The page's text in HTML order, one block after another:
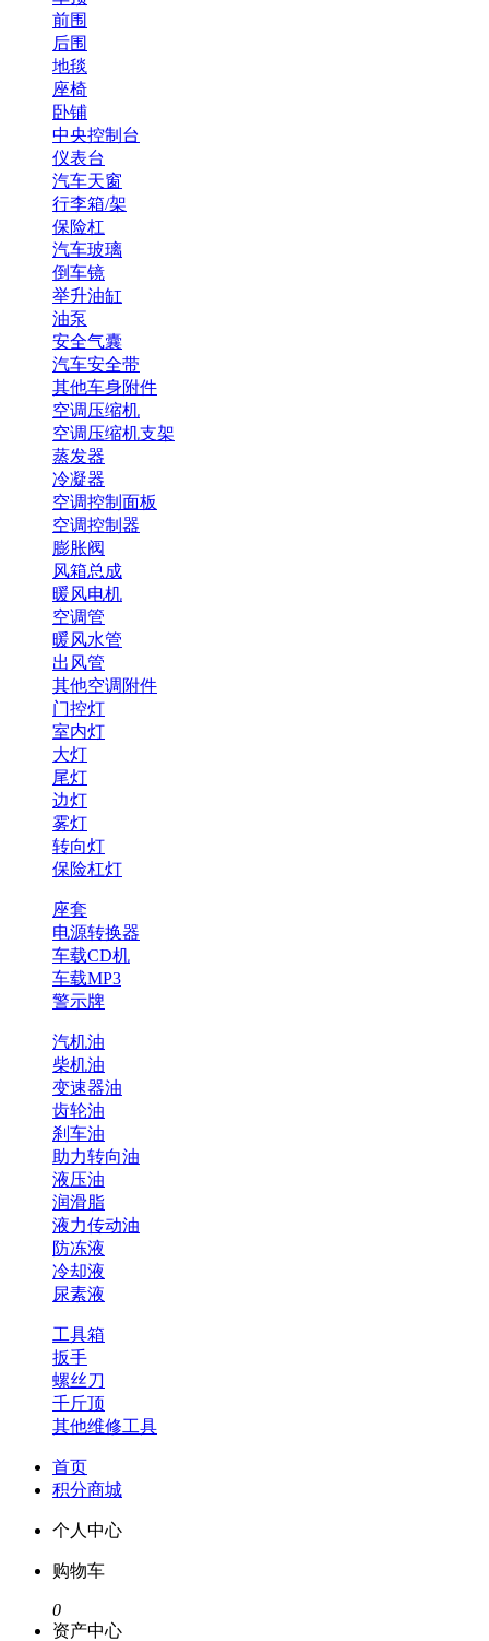
前围
后围
地毯
座椅
卧铺
中央控制台
仪表台
汽车天窗
行李箱/架
保险杠
汽车玻璃
倒车镜
举升油缸
油泵
安全气囊
汽车安全带
其他车身附件
空调压缩机
空调压缩机支架
蒸发器
冷凝器
空调控制面板
空调控制器
膨胀阀
风箱总成
暖风电机
空调管
暖风水管
出风管
其他空调附件
门控灯
室内灯
大灯
尾灯
边灯
雾灯
转向灯
保险杠灯
座套
电源转换器
车载CD机
车载MP3
警示牌
汽机油
柴机油
变速器油
齿轮油
刹车油
助力转向油
液压油
润滑脂
液力传动油
防冻液
冷却液
尿素液
工具箱
扳手
螺丝刀
千斤顶
其他维修工具
首页
积分商城
个人中心
购物车
0
资产中心